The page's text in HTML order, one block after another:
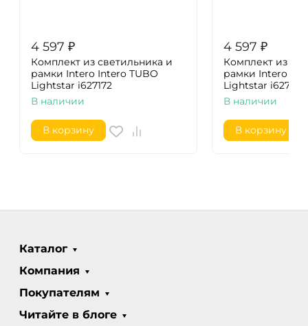
4 597 ₽
Комплект из светильника и
рамки Intero Intero TUBO
Lightstar i627172
В наличии
В корзину
4 597 ₽
Комплект из
рамки Intero
Lightstar i627174
В наличии
В корзину
Каталог
Компания
Покупателям
Читайте в блоге